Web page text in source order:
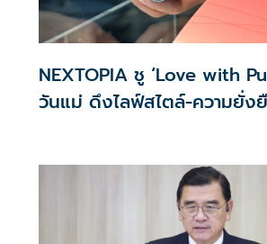
NEXTOPIA ชู ‘Love with
วันแม่ ดึงไลฟ์สไตล์-ความยั่ง